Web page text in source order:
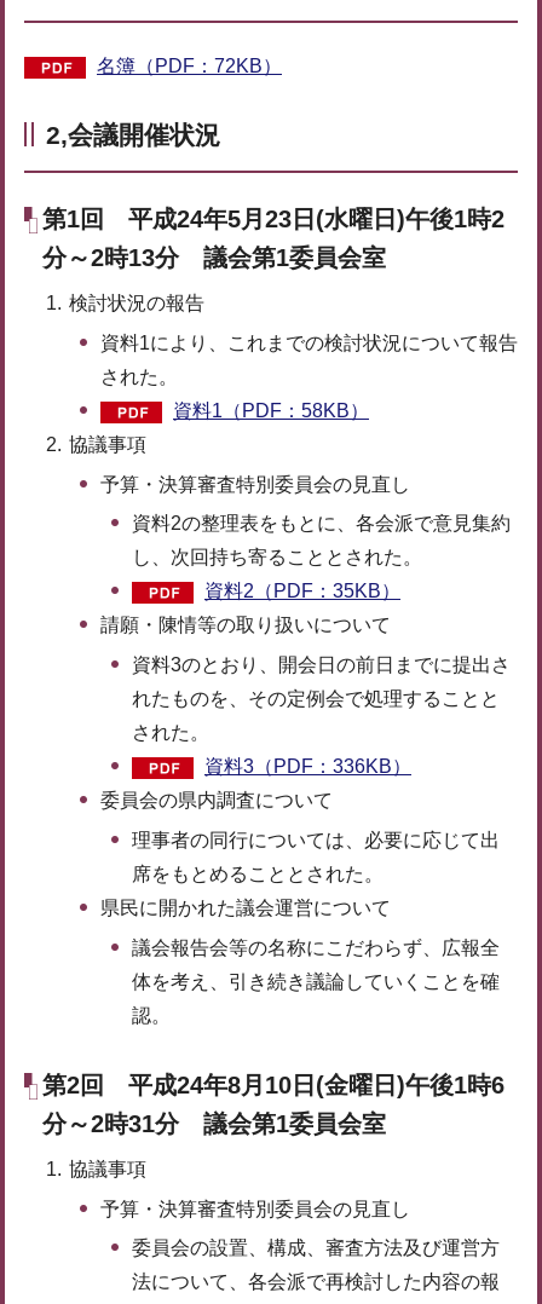
名簿（PDF：72KB）
2,会議開催状況
第1回 平成24年5月23日(水曜日)午後1時2
分～2時13分 議会第1委員会室
検討状況の報告
資料1により、これまでの検討状況について報告
された。
資料1（PDF：58KB）
協議事項
予算・決算審査特別委員会の見直し
資料2の整理表をもとに、各会派で意見集約
し、次回持ち寄ることとされた。
資料2（PDF：35KB）
請願・陳情等の取り扱いについて
資料3のとおり、開会日の前日までに提出さ
れたものを、その定例会で処理することと
された。
資料3（PDF：336KB）
委員会の県内調査について
理事者の同行については、必要に応じて出
席をもとめることとされた。
県民に開かれた議会運営について
議会報告会等の名称にこだわらず、広報全
体を考え、引き続き議論していくことを確
認。
第2回 平成24年8月10日(金曜日)午後1時6
分～2時31分 議会第1委員会室
協議事項
予算・決算審査特別委員会の見直し
委員会の設置、構成、審査方法及び運営方
法について、各会派で再検討した内容の報